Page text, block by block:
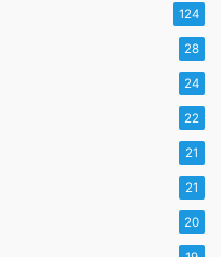
124
28
24
22
21
21
20